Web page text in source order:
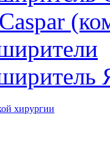
хирургии